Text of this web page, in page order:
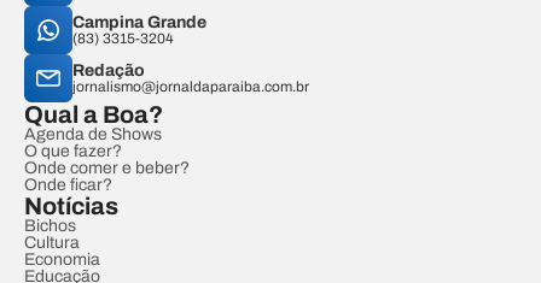
Campina Grande
(83) 3315-3204
Redação
jornalismo@jornaldaparaiba.com.br
Qual a Boa?
Agenda de Shows
O que fazer?
Onde comer e beber?
Onde ficar?
Notícias
Bichos
Cultura
Economia
Educação